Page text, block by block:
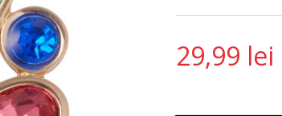
29,99 lei